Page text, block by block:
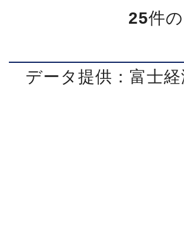
25件
データ提供：富士